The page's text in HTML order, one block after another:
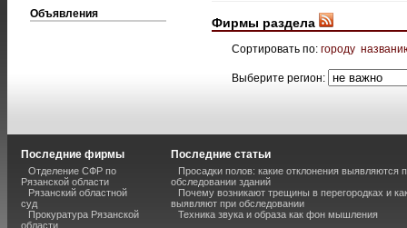
Объявления
Фирмы раздела
Сортировать по: городу
Выберите регион:
Последние фирмы
Отделение СФР по
Рязанской области
Рязанский областной
суд
Прокуратура Рязанской
области
Последние статьи
Просадки полов: какие отклонения выявляются
обследовании зданий
Почему возникают трещины в перегородках и
выявляют при обследовании
Техника звука и образа как фон мышления